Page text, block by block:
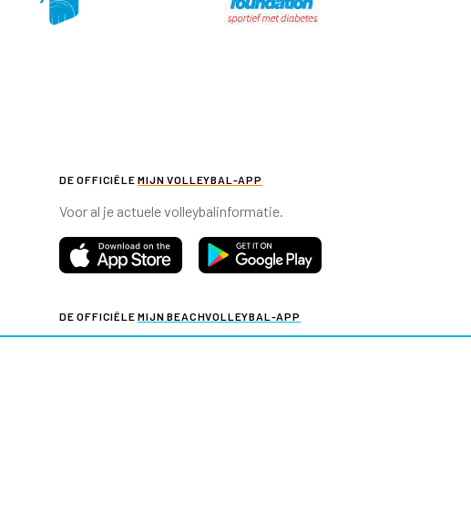
DE OFFICIËLEMIJN VOLLEYBAL-APP
Voor al je actuele volleybalinformatie.
DE OFFICIËLEMIJN BEACHVOLLEYBAL-APP